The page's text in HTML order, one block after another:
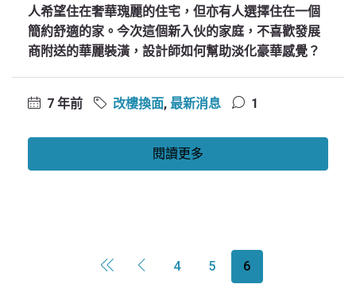
人希望住在奢華瑰麗的住宅，但亦有人選擇住在一個
簡約舒適的家。今次這個新入伙的家庭，不喜歡發展
商附送的華麗裝潢，設計師如何幫助淡化豪華感覺？
7 年前 改樓換面, 最新消息 1
閱讀更多
4 5 6